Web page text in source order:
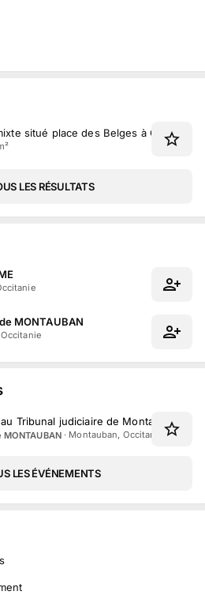
situé place des Belges à
LES RÉSULTATS
MONTAUBAN
Tribunal judiciaire de Montauban le
· Montauban, Occitanie
LES ÉVÉNEMENTS
s